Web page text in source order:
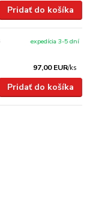
Pridať do košíka
97,00 EUR/ks
expedícia 3-5 dní
Pridať do košíka